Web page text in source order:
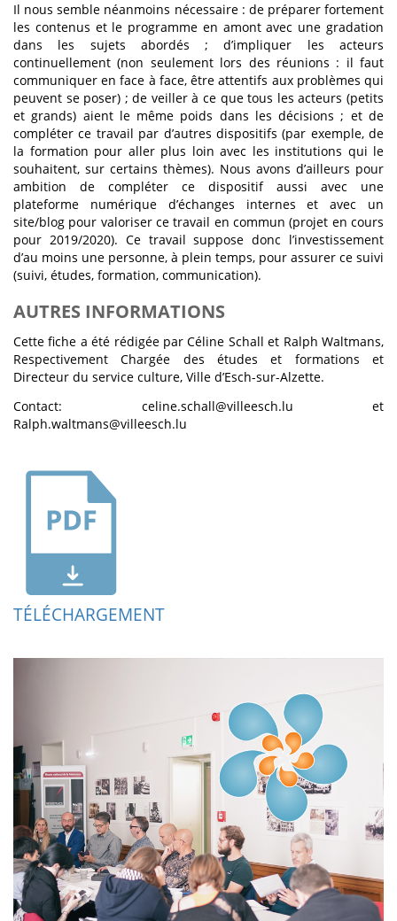
Il nous semble néanmoins nécessaire : de préparer fortement
les contenus et le programme en amont avec une gradation
dans les sujets abordés ; d’impliquer les acteurs
continuellement (non seulement lors des réunions : il faut
communiquer en face à face, être attentifs aux problèmes qui
peuvent se poser) ; de veiller à ce que tous les acteurs (petits
et grands) aient le même poids dans les décisions ; et de
compléter ce travail par d’autres dispositifs (par exemple, de
la formation pour aller plus loin avec les institutions qui le
souhaitent, sur certains thèmes). Nous avons d’ailleurs pour
ambition de compléter ce dispositif aussi avec une
plateforme numérique d’échanges internes et avec un
site/blog pour valoriser ce travail en commun (projet en cours
pour 2019/2020). Ce travail suppose donc l’investissement
d’au moins une personne, à plein temps, pour assurer ce suivi
(suivi, études, formation, communication).
AUTRES INFORMATIONS
Cette fiche a été rédigée par Céline Schall et Ralph Waltmans,
Respectivement Chargée des études et formations et
Directeur du service culture, Ville d’Esch-sur-Alzette.
Contact: celine.schall@villeesch.lu et
Ralph.waltmans@villeesch.lu
TÉLÉCHARGEMENT